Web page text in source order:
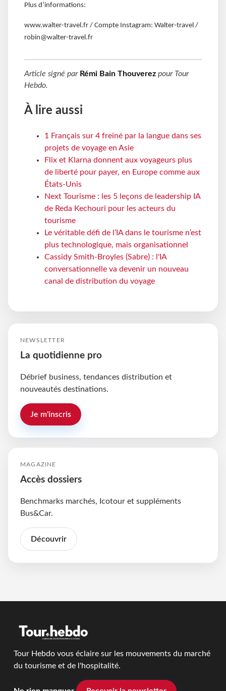
Plus d’informations:
www.walter-travel.fr / Compte Instagram: Walter-travel /
robin@walter-travel.fr
Article signé par Rémi Bain Thouverez pour Tour
Hebdo.
À lire aussi
1 Français sur 4 freiné par la langue dans ses
projets de voyage en Asie
Flix et Klarna donnent aux voyageurs plus
de liberté pour payer, en Europe comme aux
États-Unis
Next Tourisme : les 5 leçons de leadership IA
de Reda Kechouri pour les acteurs du
tourisme
Le véritable défi de l’IA dans le tourisme n’est
plus technologique, mais organisationnel
Cassidy Smith-Broyles (Sabre) : l'IA
conversationnelle va devenir un nouveau
canal de distribution du voyage
NEWSLETTER
La quotidienne pro
Débrief business, tendances distribution et
nouveautés destinations.
Je m'inscris
MAGAZINE
Accès dossiers
Benchmarks marchés, Icotour et suppléments
Bus&Car.
Découvrir
Tour Hebdo vous éclaire sur les mouvements du marché
du tourisme et de l'hospitalité.